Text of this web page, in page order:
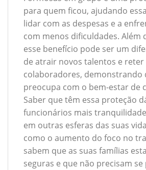
para quem ficou, ajudando
lidar com as despesas e a
com menos dificuldades. Além
esse benefício pode ser um
de atrair novos talentos e reter
colaboradores, demonstrando
preocupa com o bem-estar de
Saber que têm essa proteção
funcionários mais
em outras esferas das suas
como o aumento do foco no
sabem que as suas famílias
seguras e que não precisam